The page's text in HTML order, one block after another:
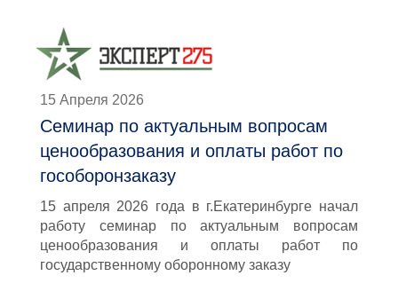
15 Апреля 2026
Семинар по актуальным вопросам
ценообразования и оплаты работ по
гособоронзаказу
15 апреля 2026 года в г.Екатеринбурге начал
работу семинар по актуальным вопросам
ценообразования и оплаты работ по
государственному оборонному заказу